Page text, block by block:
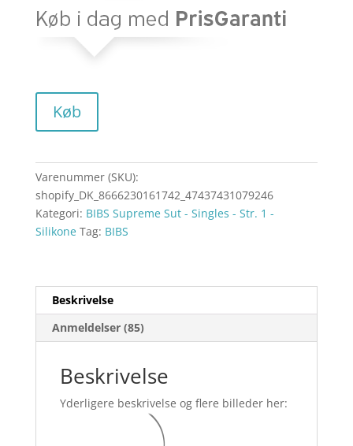
Køb
Varenummer (SKU):
shopify_DK_8666230161742_47437431079246
Kategori: BIBS Supreme Sut - Singles - Str. 1 -
Silikone Tag: BIBS
Beskrivelse
Anmeldelser (85)
Beskrivelse
Yderligere beskrivelse og flere billeder her: